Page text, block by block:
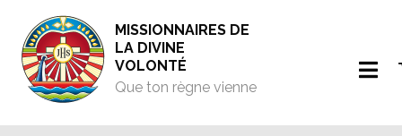
MISSIONNAIRES DE
LA DIVINE
VOLONTÉ
Que ton règne vienne